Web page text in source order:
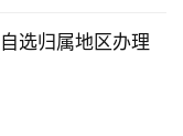
选归属地区办理